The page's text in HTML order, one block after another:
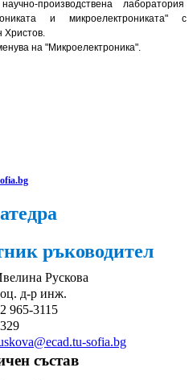
производствена лаборатория
и микроелектрониката" с
Христов.
на "Микроелектроника".
Рускова
д-р инж.
965-3115
sofia.bg
ръководител
състав